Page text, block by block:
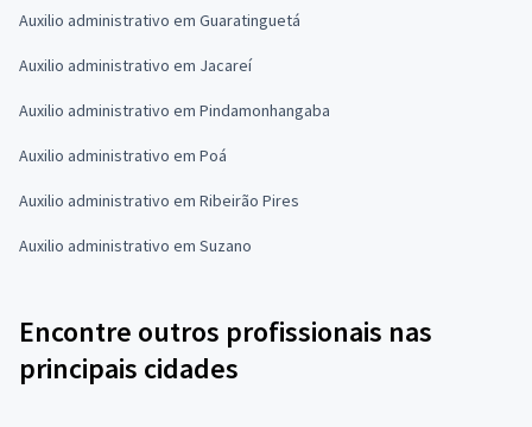
Auxilio administrativo em Guaratinguetá
Auxilio administrativo em Jacareí
Auxilio administrativo em Pindamonhangaba
Auxilio administrativo em Poá
Auxilio administrativo em Ribeirão Pires
Auxilio administrativo em Suzano
Encontre outros profissionais nas
principais cidades